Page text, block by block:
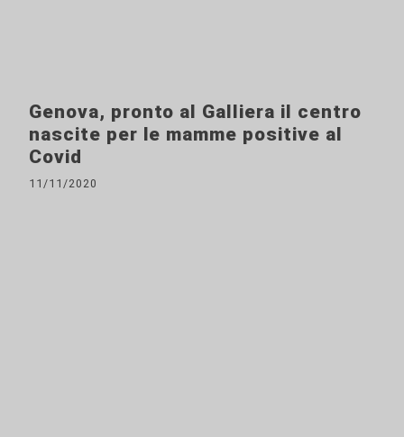
Genova, pronto al Galliera il centro
nascite per le mamme positive al
Covid
11/11/2020